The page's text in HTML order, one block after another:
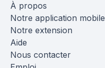
À propos
Notre application mobile
Notre extension
Aide
Nous contacter